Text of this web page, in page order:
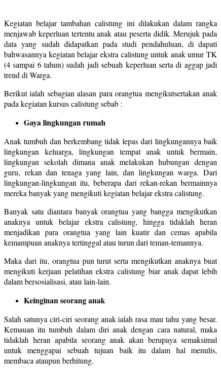
Kegiatan belajar tambahan calistung ini dilakukan dalam rangka
menjawab keperluan tertentu anak atau peserta didik. Merujuk pada
data yang sudah didapatkan pada studi pendahuluan, di dapati
bahwasannya kegiatan belajar ekstra calistung untuk anak umur TK
(4 sampai 6 tahun) sudah jadi sebuah keperluan serta di aggap jadi
trend di Warga.
Berikut ialah sebagian alasan para orangtua mengikutsertakan anak
pada kegiatan kursus calistung sebab :
Gaya lingkungan rumah
Anak tumbuh dan berkembang tidak lepas dari lingkungannya baik
lingkungan keluarga, lingkungan tempat anak untuk bermain,
lingkungan sekolah dimana anak melakukan hubungan dengan
guru, rekan dan tenaga yang lain, dan lingkungan warga. Dari
lingkungan-lingkungan itu, beberapa dari rekan-rekan bermainnya
mereka banyak yang mengikuti kegiatan belajar ekstra calistung.
Banyak satu diantara banyak orangtua yang bangga mengikutkan
anaknya untuk belajar ekstra calistung, hingga tidaklah heran
menjadikan para orangtua yang lain kuatir dan cemas apabila
kemampuan anaknya tertinggal atau turun dari teman-temannya.
Maka dari itu, orangtua pun turut serta mengikutkan anaknya buat
mengikuti kerjaan pelatihan ekstra calistung biar anak dapat lebih
dalam bersosialisasi, atau lain-lain.
Keinginan seorang anak
Salah satunya ciri-ciri seorang anak ialah rasa mau tahu yang besar.
Kemauan itu tumbuh dalam diri anak dengan cara natural, maka
tidaklah heran apabila seorang anak akan berupaya semaksimal
untuk menggapai sebuah tujuan baik itu dalam hal menulis,
membaca ataupun berhitung.